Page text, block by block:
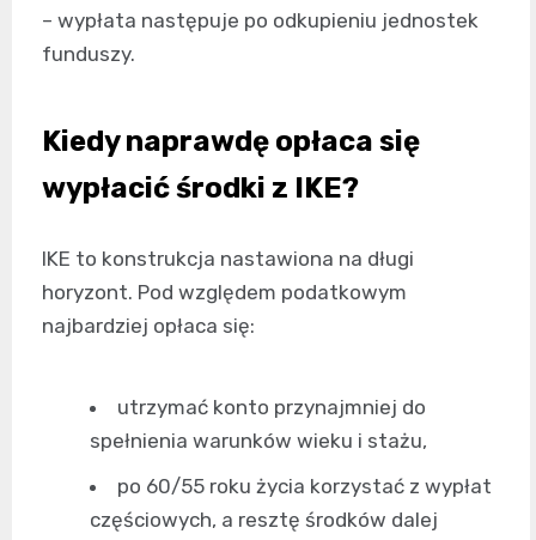
– wypłata następuje po odkupieniu jednostek
funduszy.
Kiedy naprawdę opłaca się
wypłacić środki z IKE?
IKE to konstrukcja nastawiona na długi
horyzont. Pod względem podatkowym
najbardziej opłaca się:
utrzymać konto przynajmniej do
spełnienia warunków wieku i stażu,
po 60/55 roku życia korzystać z wypłat
częściowych, a resztę środków dalej